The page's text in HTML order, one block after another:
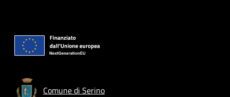
Comune di Serino